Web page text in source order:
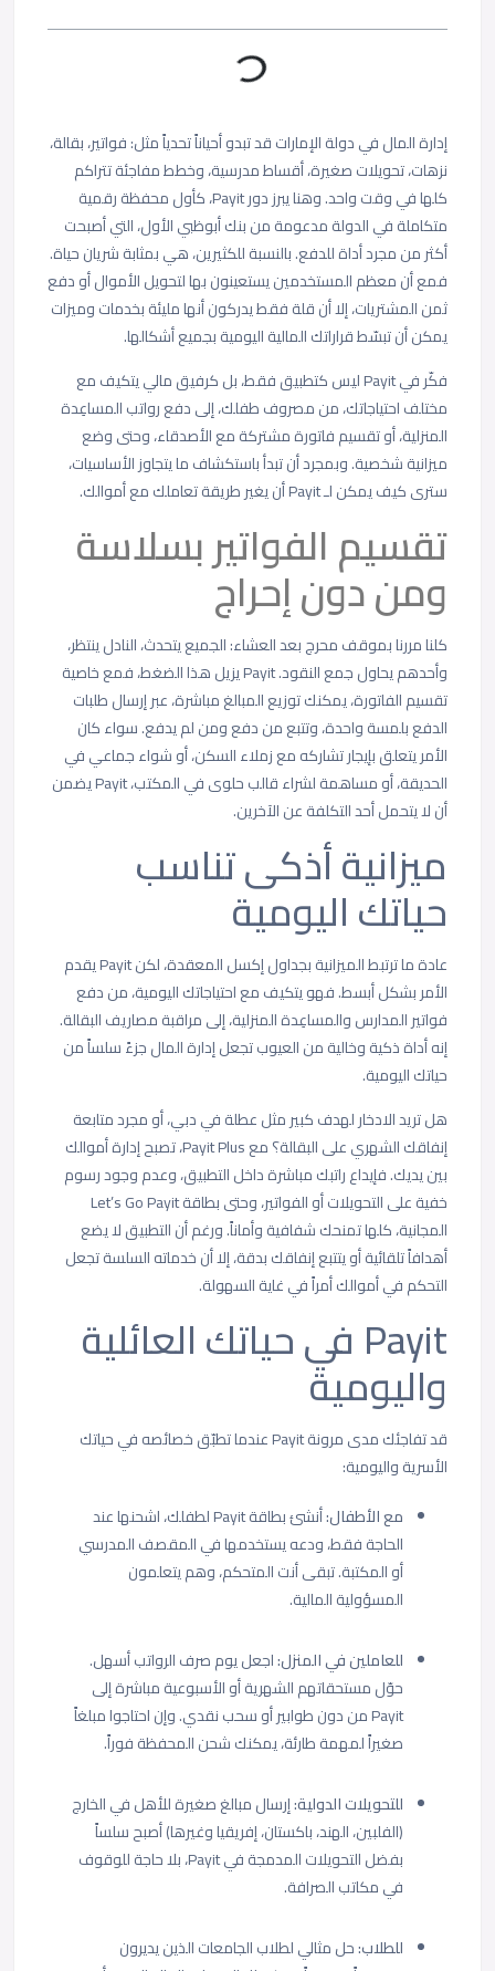
إدارة المال في دولة الإمارات قد تبدو أحياناًتحدياً مثل:فواتير، بقالة،
نزهات، تحويلات صغيرة، أقساط مدرسية، وخطط مفاجئة تتراكم
كلها في وقت واحد. وهنا يبرز دور Payit، كأول محفظة رقمية
متكاملة في الدولة مدعومة من بنك أبوظبي الأول، التي أصبحت
أكثر من مجرد أداة للدفع. بالنسبة للكثيرين، هي بمثابة شريان حياة.
فمع أن معظم المستخدمين يستعينون بها لتحويل الأموال أو دفع
ثمن المشتريات، إلا أن قلة فقط يدركون أنها مليئة بخدمات وميزات
يمكن أن تبسّط قراراتك المالية اليومية بجميع أشكالها.
فكّر في Payit ليس كتطبيق فقط، بل كرفيق مالي يتكيف مع
مختلف احتياجاتك، من مصروف طفلك، إلى دفع رواتب المساعِدة
المنزلية، أو تقسيم فاتورة مشتركة مع الأصدقاء، وحتى وضع
ميزانية شخصية. وبمجرد أن تبدأ باستكشاف ما يتجاوز الأساسيات،
سترى كيف يمكن لـ Payit أن يغير طريقة تعاملك مع أموالك.
تقسيم الفواتير بسلاسة
ومن دون إحراج
كلنا مررنا بموقف محرج بعد العشاء: الجميع يتحدث، النادل ينتظر،
وأحدهم يحاول جمع النقود. Payit يزيل هذا الضغط، فمع خاصية
تقسيم الفاتورة، يمكنك توزيع المبالغ مباشرة، عبر إرسال طلبات
الدفع بلمسة واحدة، وتتبع من دفع ومن لم يدفع. سواء كان
الأمر يتعلق بإيجار تشاركه مع زملاء السكن، أو شواء جماعي في
الحديقة، أو مساهمة لشراء قالب حلوى في المكتب، Payit يضمن
أن لا يتحمل أحد التكلفة عن الآخرين.
ميزانية أذكى تناسب
حياتك اليومية
عادة ما ترتبط الميزانية بجداول إكسل المعقدة، لكن Payit يقدم
الأمر بشكل أبسط. فهو يتكيف مع احتياجاتك اليومية، من دفع
فواتير المدارس والمساعِدة المنزلية، إلى مراقبة مصاريف البقالة.
إنه أداة ذكية وخالية من العيوب تجعل إدارة المال جزءً سلساً من
حياتك اليومية.
هل تريد الادخار لهدف كبير مثل عطلة في دبي، أو مجرد متابعة
إنفاقك الشهري على البقالة؟ مع Payit Plus، تصبح إدارة أموالك
بين يديك. فإيداع راتبك مباشرة داخل التطبيق، وعدم وجود رسوم
خفية على التحويلات أو الفواتير، وحتى بطاقة Let’s Go Payit
المجانية، كلها تمنحك شفافية وأماناً. ورغم أن التطبيق لا يضع
أهدافاً تلقائية أو يتتبع إنفاقك بدقة، إلا أن خدماته السلسة تجعل
التحكم في أموالك أمراً في غاية السهولة.
Payit في حياتك العائلية
واليومية
قد تفاجئك مدى مرونة Payit عندما تطبّق خصائصه في حياتك
الأسرية واليومية:
مع الأطفال:
أنشئ بطاقة Payit لطفلك، اشحنها عند
الحاجة فقط، ودعه يستخدمها في المقصف المدرسي
أو المكتبة. تبقى أنت المتحكم، وهم يتعلمون
المسؤولية المالية.
للعاملين في المنزل:اجعل يوم صرف الرواتب أسهل.
حوّل مستحقاتهم الشهرية أو الأسبوعية مباشرة إلى
Payit من دون طوابير أو سحب نقدي. وإن احتاجوا مبلغاً
صغيراً لمهمة طارئة، يمكنك شحن المحفظة فوراً.
للتحويلات الدولية:إرسال مبالغ صغيرة للأهل في الخارج
(الفلبين، الهند، باكستان، إفريقيا وغيرها) أصبح سلساً
بفضل التحويلات المدمجة في Payit، بلا حاجة للوقوف
في مكاتب الصرافة.
للطلاب:حل مثالي لطلاب الجامعات الذين يديرون